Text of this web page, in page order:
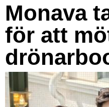
Monava
för att